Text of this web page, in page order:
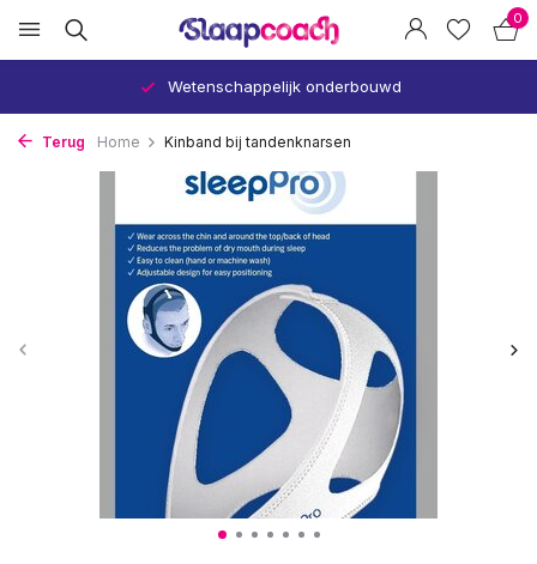
0
Wetenschappelijk onderbouwd
Terug Home Kinband bij tandenknarsen